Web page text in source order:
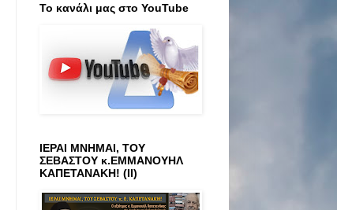
Το κανάλι μας στο ΥοuTube
ΙΕΡΑΙ ΜΝΗΜΑΙ, ΤΟΥ
ΣΕΒΑΣΤΟΥ κ.ΕΜΜΑΝΟΥΗΛ
ΚΑΠΕΤΑΝΑΚΗ! (ΙΙ)